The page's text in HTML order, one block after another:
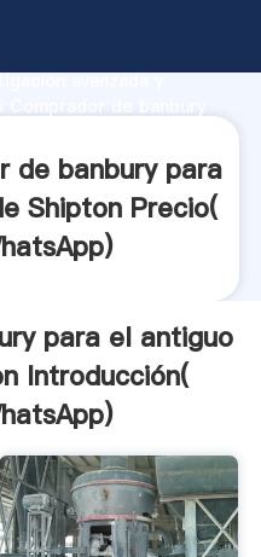
avanzada y
los clientes.
de banbury para
Shipton Precio(
)
para el antiguo
Introducción(
)